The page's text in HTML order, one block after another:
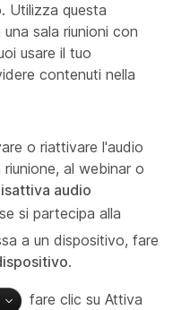
Utilizza questa
sala riunioni con
usare il tuo
contenuti nella
o riattivare l'audio
al webinar o
audio
si partecipa alla
a un dispositivo, fare
.
fare clic su Attiva